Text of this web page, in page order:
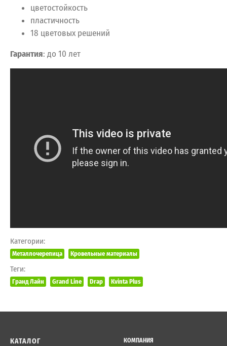
цветостойкость
пластичность
18 цветовых решений
Гарантия: до 10 лет
Категории:
Металлочерепица Кровельные материалы
Теги:
Гранд Лайн Grand Line Drap Kvinta Plus
КАТАЛОГ
КОМПАНИЯ